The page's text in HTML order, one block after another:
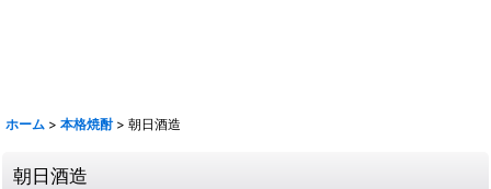
ホーム > 本格焼酎 > 朝日酒造
朝日酒造